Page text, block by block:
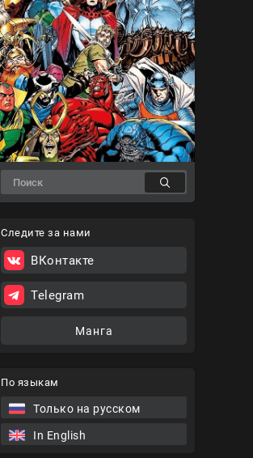
По языкам
Только на русском
In English
Следите за нами
ВКонтакте
Telegram
Манга